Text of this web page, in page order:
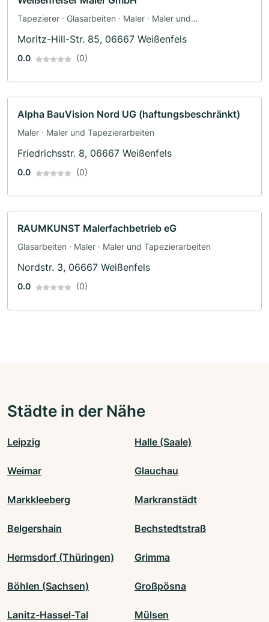
Tapezierer · Glasarbeiten · Maler · Maler und
Moritz-Hill-Str. 85, 06667 Weißenfels
0.0 (0)
Alpha BauVision Nord UG (haftungsbeschränkt)
Maler · Maler und Tapezierarbeiten
Friedrichsstr. 8, 06667 Weißenfels
0.0 (0)
RAUMKUNST Malerfachbetrieb eG
Glasarbeiten · Maler · Maler und Tapezierarbeiten
Nordstr. 3, 06667 Weißenfels
0.0 (0)
Städte in der Nähe
Leipzig Halle (Saale)
Weimar Glauchau
Markkleeberg Markranstädt
Belgershain Bechstedtstraß
Hermsdorf (Thüringen) Grimma
Böhlen (Sachsen) Großpösna
Lanitz-Hassel-Tal Mülsen